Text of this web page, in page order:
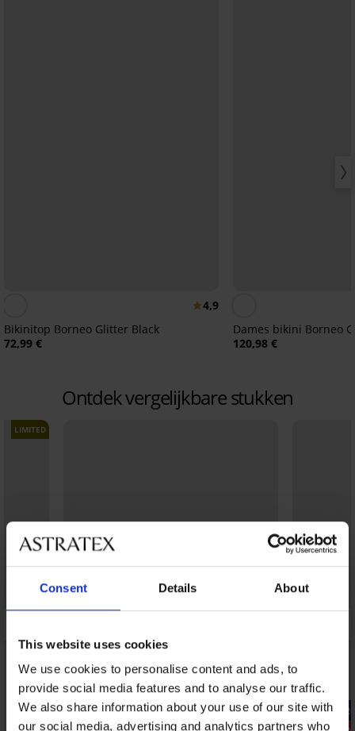
Consent Details About
This website uses cookies
We use cookies to personalise content and ads, to
provide social media features and to analyse our traffic.
We also share information about your use of our site with
our social media, advertising and analytics partners who
4,9
Bikinitop Borneo Glitter Black
72,99 €
Dames bikini Borneo
120,98 €
Ontdek vergelijkbare stukken
LIMITED
-20% SUN20
-20%